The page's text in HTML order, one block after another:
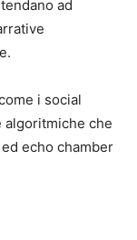
ad
i social
che
echo chamber